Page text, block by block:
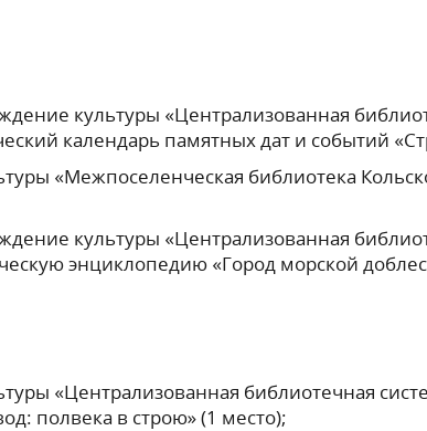
культуры «Централизованная
календарь памятных дат и событий
«Межпоселенческая библиотека
культуры «Централизованная
энциклопедию «Город морской
«Централизованная библиотечная
полвека в строю» (1 место);